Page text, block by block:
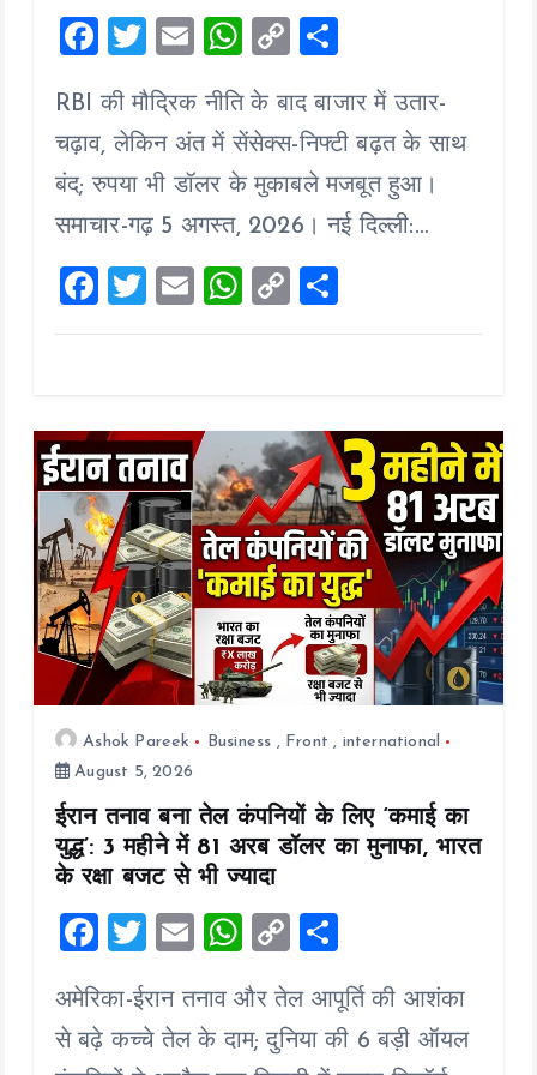
F
ce
b
o
o
k
T
tt
er
E
ai
l
W
at
s
A
p
p
C
p
y
Li
n
k
a
re
RBI की मौद्रिक नीति के बाद बाजार में उतार-
चढ़ाव, लेकिन अंत में सेंसेक्स-निफ्टी बढ़त के साथ
बंद; रुपया भी डॉलर के मुकाबले मजबूत हुआ।
समाचार-गढ़ 5 अगस्त, 2026। नई दिल्ली:…
F
a
o
o
k
T
wi
E
m
W
h
A
p
p
C
o
Li
n
k
h
Ashok Pareek Business , Front , international
August 5, 2026
ईरान तनाव बना तेल कंपनियों के लिए ‘कमाई का
युद्ध’: 3 महीने में 81 अरब डॉलर का मुनाफा, भारत
के रक्षा बजट से भी ज्यादा
F
ce
b
T
tt
er
E
ai
l
W
at
s
C
p
y
a
re
अमेरिका-ईरान तनाव और तेल आपूर्ति की आशंका
से बढ़े कच्चे तेल के दाम; दुनिया की 6 बड़ी ऑयल